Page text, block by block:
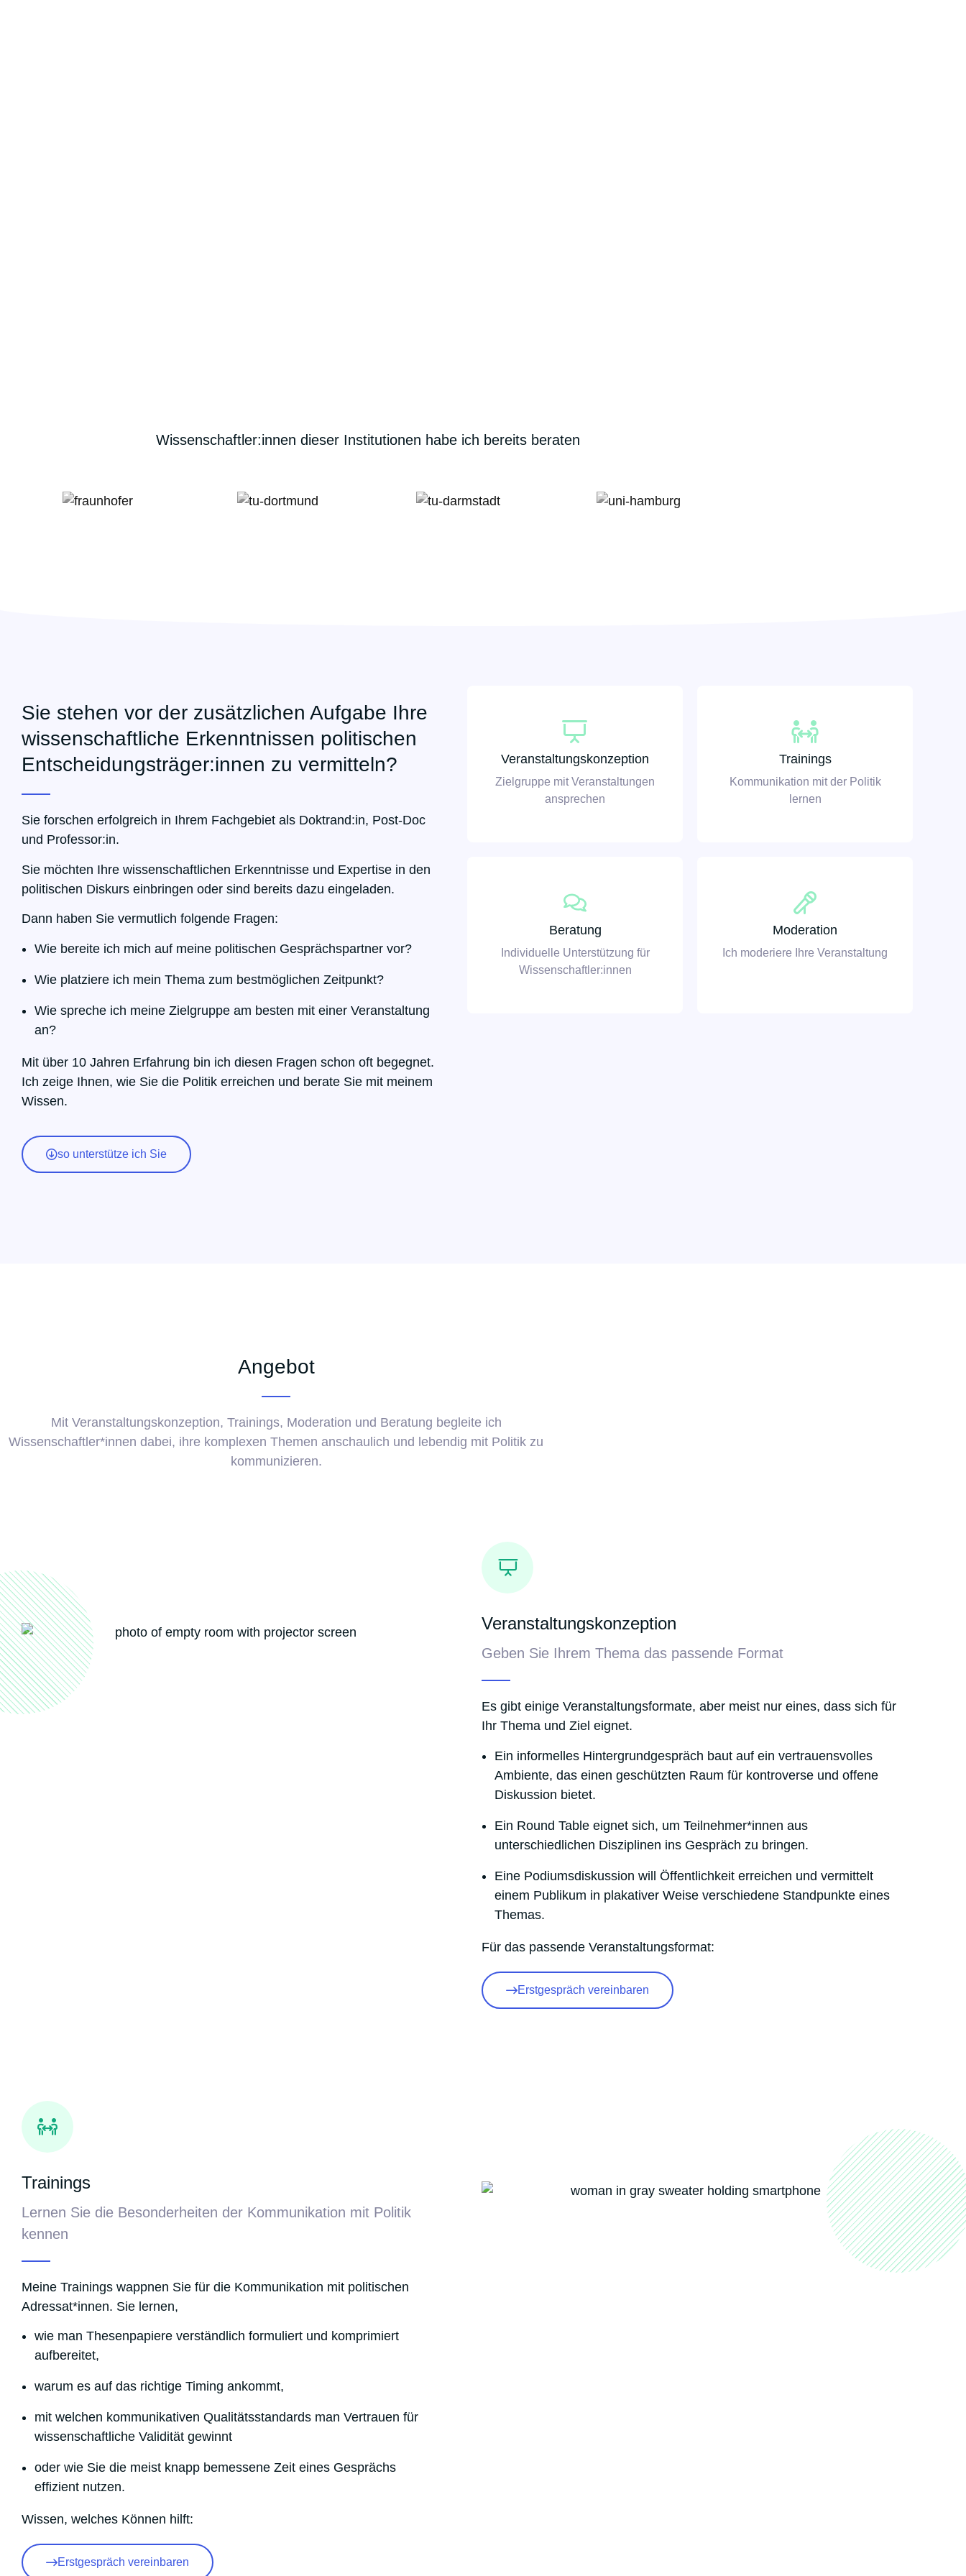
Wissenschaftler:innen dieser Institutionen habe ich bereits beraten
Sie stehen vor der zusätzlichen Aufgabe Ihre
wissenschaftliche Erkenntnissen politischen
Entscheidungsträger:innen zu vermitteln?
Sie forschen erfolgreich in Ihrem Fachgebiet als Doktrand:in, Post-Doc
und Professor:in.
Sie möchten Ihre wissenschaftlichen Erkenntnisse und Expertise in den
politischen Diskurs einbringen oder sind bereits dazu eingeladen.
Dann haben Sie vermutlich folgende Fragen:
Wie bereite ich mich auf meine politischen Gesprächspartner vor?
Wie platziere ich mein Thema zum bestmöglichen Zeitpunkt?
Wie spreche ich meine Zielgruppe am besten mit einer Veranstaltung
an?
Mit über 10 Jahren Erfahrung bin ich diesen Fragen schon oft begegnet.
Ich zeige Ihnen, wie Sie die Politik erreichen und berate Sie mit meinem
Wissen.
so unterstütze ich Sie
Veranstaltungskonzeption
Zielgruppe mit Veranstaltungen
ansprechen
Trainings
Kommunikation mit der Politik
lernen
Beratung
Individuelle Unterstützung für
Wissenschaftler:innen
Moderation
Ich moderiere Ihre Veranstaltung
Angebot
Mit Veranstaltungskonzeption, Trainings, Moderation und Beratung begleite ich
Wissenschaftler*innen dabei, ihre komplexen Themen anschaulich und lebendig mit Politik zu
kommunizieren.
Veranstaltungskonzeption
Geben Sie Ihrem Thema das passende Format
Es gibt einige Veranstaltungsformate, aber meist nur eines, dass sich für
Ihr Thema und Ziel eignet.
Ein informelles Hintergrundgespräch baut auf ein vertrauensvolles
Ambiente, das einen geschützten Raum für kontroverse und offene
Diskussion bietet.
Ein Round Table eignet sich, um Teilnehmer*innen aus
unterschiedlichen Disziplinen ins Gespräch zu bringen.
Eine Podiumsdiskussion will Öffentlichkeit erreichen und vermittelt
einem Publikum in plakativer Weise verschiedene Standpunkte eines
Themas.
Für das passende Veranstaltungsformat:
Erstgespräch vereinbaren
Trainings
Lernen Sie die Besonderheiten der Kommunikation mit Politik
kennen
Meine Trainings wappnen Sie für die Kommunikation mit politischen
Adressat*innen. Sie lernen,
wie man Thesenpapiere verständlich formuliert und komprimiert
aufbereitet,
warum es auf das richtige Timing ankommt,
mit welchen kommunikativen Qualitätsstandards man Vertrauen für
wissenschaftliche Validität gewinnt
oder wie Sie die meist knapp bemessene Zeit eines Gesprächs
effizient nutzen.
Wissen, welches Können hilft:
Erstgespräch vereinbaren